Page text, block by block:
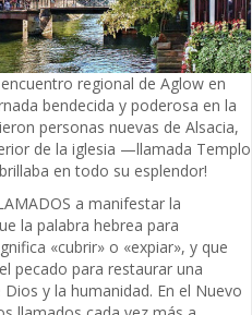
regional de Aglow en
bendecida y poderosa en la
personas nuevas de Alsacia,
de la iglesia —llamada Templo
en todo su esplendor!
a manifestar la
la palabra hebrea para
«cubrir» o «expiar», y que
pecado para restaurar una
y la humanidad. En el Nuevo